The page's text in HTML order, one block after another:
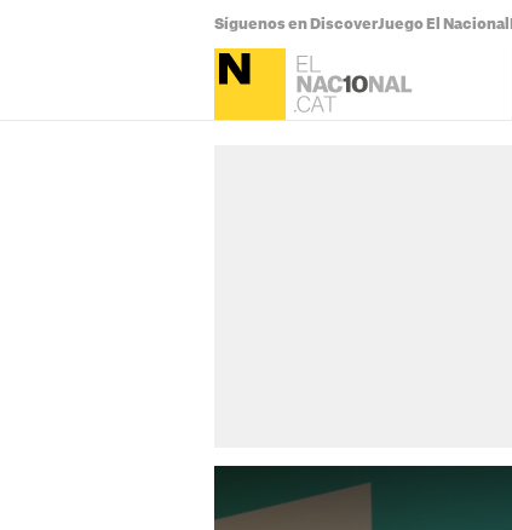
Síguenos en DiscoverJuego El Nacional